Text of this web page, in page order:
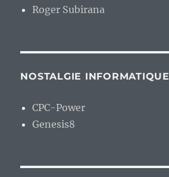
Roger Subirana
NOSTALGIE INFORMATIQUE
CPC-Power
Genesis8